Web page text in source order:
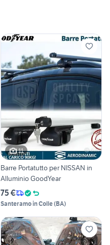
11
Barre Portatutto per NISSAN in
Alluminio GoodYear
75 €
Santeramo in Colle(BA)